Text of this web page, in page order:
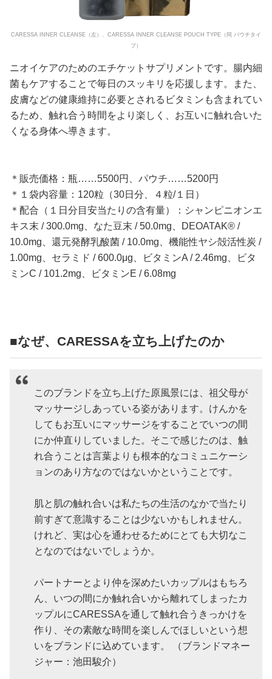
CARESSA INNER CLEANSE（左）、CARESSA INNER CLEANSE POUCH TYPE（同 パウチタイ
プ）
ニオイケアのためのエチケットサプリメントです。腸内細
菌もケアすることで毎日のスッキリを応援します。また、
皮膚などの健康維持に必要とされるビタミンも含まれてい
るため、触れ合う時間をより楽しく、お互いに触れ合いた
くなる身体へ導きます。
＊販売価格：瓶……5500円、パウチ……5200円
＊１袋内容量：120粒（30日分、４粒/１日）
＊配合（１日分目安当たりの含有量）：シャンピニオンエ
キス末 / 300.0mg、なた豆末 / 50.0mg、DEOATAK®︎ /
10.0mg、還元発酵乳酸菌 / 10.0mg、機能性ヤシ殻活性炭 /
1.00mg、セラミド / 600.0μg、ビタミンA / 2.46mg、ビタ
ミンC / 101.2mg、ビタミンE / 6.08mg
■なぜ、CARESSAを立ち上げたのか
このブランドを立ち上げた原風景には、祖父母が
マッサージしあっている姿があります。けんかを
してもお互いにマッサージをすることでいつの間
にか仲直りしていました。そこで感じたのは、触
れ合うことは言葉よりも根本的なコミュニケーシ
ョンのあり方なのではないかということです。
肌と肌の触れ合いは私たちの生活のなかで当たり
前すぎて意識することは少ないかもしれません。
けれど、実は心を通わせるためにとても大切なこ
となのではないでしょうか。
パートナーとより仲を深めたいカップルはもちろ
ん、いつの間にか触れ合いから離れてしまったカ
ップルにCARESSAを通して触れ合うきっかけを
作り、その素敵な時間を楽しんでほしいという想
いをブランドに込めています。 （ブランドマネー
ジャー：池田駿介）